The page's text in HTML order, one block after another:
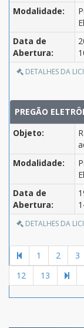
Modalidade:
Data de
Abertura:
DETALHES DA
PREGÃO
Objeto:
Modalidade:
Data de
Abertura:
DETALHES DA
1 2 3
12
13